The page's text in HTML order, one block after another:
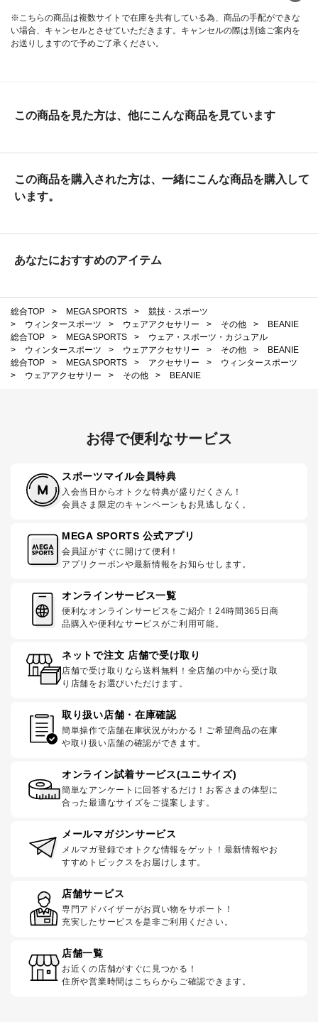
※こちらの商品は複数サイトで在庫を共有している為、商品の手配ができな
い場合、キャンセルとさせていただきます。キャンセルの際は別途ご案内を
お送りしますので予めご了承ください。
この商品を見た方は、他にこんな商品を見ています
この商品を購入された方は、一緒にこんな商品を購入して
います。
あなたにおすすめのアイテム
総合TOP > MEGA SPORTS >
競技・スポーツ
>
ウィンタースポーツ > ウェアアクセサリー > その他 >
BEANIE
総合TOP
> MEGA SPORTS >
ウェア・スポーツ・カジュアル
>
ウィンタースポーツ > ウェアアクセサリー > その他 >
BEANIE
総合TOP
> MEGA SPORTS > アクセサリー >
ウィンタースポーツ
>
ウェアアクセサリー > その他 > BEANIE
お得で便利なサービス
スポーツマイル会員特典
入会当日からオトクな特典が盛りだくさん！
会員さま限定のキャンペーンもお見逃しなく。
MEGA SPORTS 公式アプリ
会員証がすぐに開けて便利！
アプリクーポンや最新情報をお知らせします。
オンラインサービス一覧
便利なオンラインサービスをご紹介！24時間365日商
品購入や便利なサービスがご利用可能。
ネットで注文 店舗で受け取り
店舗で受け取りなら送料無料！全店舗の中から受け取
り店舗をお選びいただけます。
取り扱い店舗・在庫確認
簡単操作で店舗在庫状況がわかる！ご希望商品の在庫
や取り扱い店舗の確認ができます。
オンライン試着サービス(ユニサイズ)
簡単なアンケートに回答するだけ！お客さまの体型に
合った最適なサイズをご提案します。
メールマガジンサービス
メルマガ登録でオトクな情報をゲット！最新情報やお
すすめトピックスをお届けします。
店舗サービス
専門アドバイザーがお買い物をサポート！
充実したサービスを是非ご利用ください。
店舗一覧
お近くの店舗がすぐに見つかる！
住所や営業時間はこちらからご確認できます。